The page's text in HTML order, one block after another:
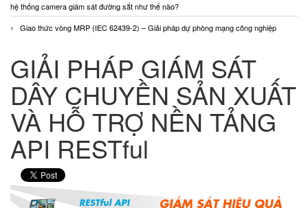
hệ thống camera giám sát đường sắt như thế nào?
Giao thức vòng MRP (IEC 62439-2) – Giải pháp dự phòng mạng công nghiệp
GIẢI PHÁP GIÁM SÁT
DÂY CHUYỀN SẢN XUẤT
VÀ HỖ TRỢ NỀN TẢNG
API RESTful